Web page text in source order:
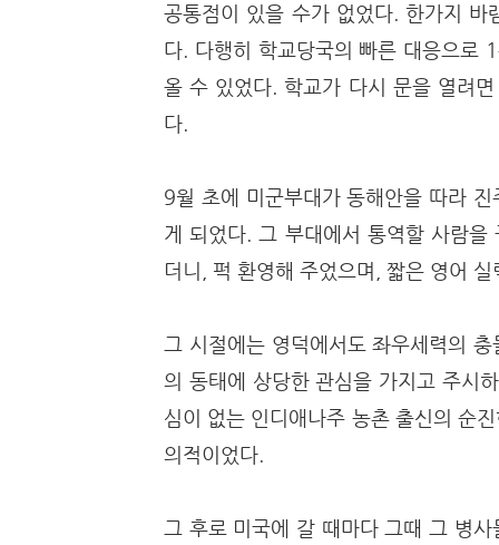
공통점이 있을 수가 없었다. 한가지
다. 다행히 학교당국의 빠른 대응으로
올 수 있었다. 학교가 다시 문을 열려
다.
9월 초에 미군부대가 동해안을 따라
게 되었다. 그 부대에서 통역할 사람
더니, 퍽 환영해 주었으며, 짧은 영어
그 시절에는 영덕에서도 좌우세력의
의 동태에 상당한 관심을 가지고 주시
심이 없는 인디애나주 농촌 출신의 순
의적이었다.
그 후로 미국에 갈 때마다 그때 그 병